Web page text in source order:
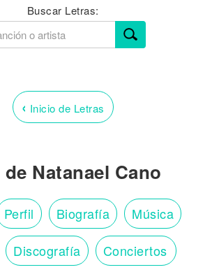
Buscar Letras:
‹ Inicio de Letras
de Natanael Cano
Perfil Biografía Música
Discografía Conciertos